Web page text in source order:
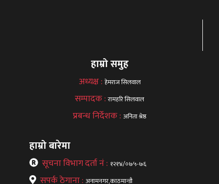
हाम्रो समुह
अध्यक्ष : हेमराज सिलवाल
सम्पादक :रामहरि सिलवाल
प्रबन्ध निर्देशक : अनिता श्रेष्ठ
हाम्रो बारेमा
सूचना विभाग दर्ता नं : १२१४/०७५-७६
सपर्क ठेगाना : अनामनगर,काठमान्डौ